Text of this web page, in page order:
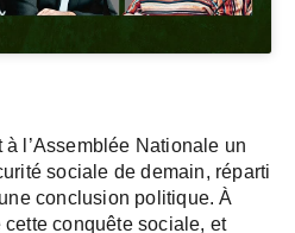
l’Assemblée Nationale un
sociale de demain, réparti
conclusion politique. À
cette conquête sociale, et